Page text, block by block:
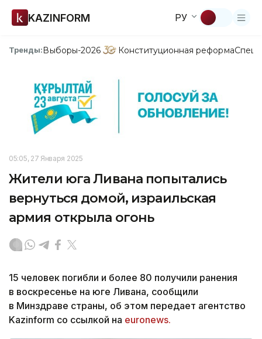
KAZINFORM РУ
Тренды:Выборы-2026 Конституционная реформа
05:05, 27 Января 2025
Жители юга Ливана попытались
вернуться домой, израильская
армия открыла огонь
15 человек погибли и более 80 получили ранения
в воскресенье на юге Ливана, сообщили
в Минздраве страны, об этом передает агентство
Kazinform со ссылкой на euronews.